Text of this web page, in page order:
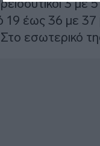
3 με
έως 36 με 37
εσωτερικό